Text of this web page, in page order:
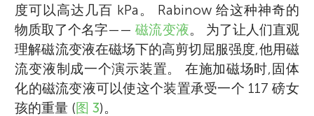
度可以高达几百 kPa。 Rabinow 给这种神奇的
物质取了个名字—— 磁流变液。 为了让人们直观
理解磁流变液在磁场下的高剪切屈服强度,他用磁
流变液制成一个演示装置。 在施加磁场时,固体
化的磁流变液可以使这个装置承受一个 117 磅女
孩的重量 (图 3)。